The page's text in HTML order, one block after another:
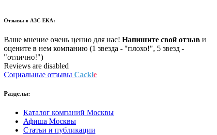
Отзывы о АЗС ЕКА:
Ваше мнение очень ценно для нас! Напишите свой отзыв и
оцените в нем компанию (1 звезда - "плохо!", 5 звезд -
"отлично!")
Reviews are disabled
Социальные отзывы Cackle
Разделы:
Каталог компаний Москвы
Афиша Москвы
Статьи и публикации